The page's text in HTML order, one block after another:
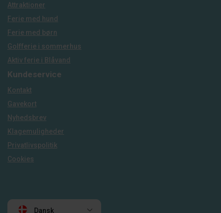
Attraktioner
Ferie med hund
Ferie med børn
Golfferie i sommerhus
Aktiv ferie i Blåvand
Kundeservice
Kontakt
Gavekort
Nyhedsbrev
Klagemuligheder
Privatlivspolitik
Cookies
Dansk